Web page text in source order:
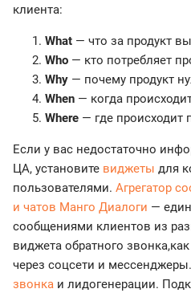
клиента:
What — что за продукт
Who — кто потребляет
Why — почему продукт
When — когда
Where — где происходит
Если у вас недостаточно
ЦА, установите виджеты для
пользователями. Агрегатор
и чатов Манго Диалоги —
сообщениями клиентов из
виджета обратного
через соцсети и
звонка и лидогенерации.